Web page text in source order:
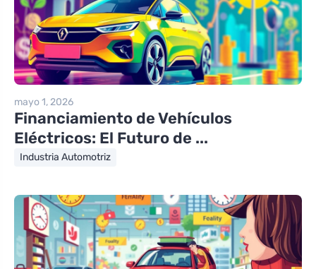
mayo 1, 2026
Financiamiento de Vehículos
Eléctricos: El Futuro de ...
Industria Automotriz